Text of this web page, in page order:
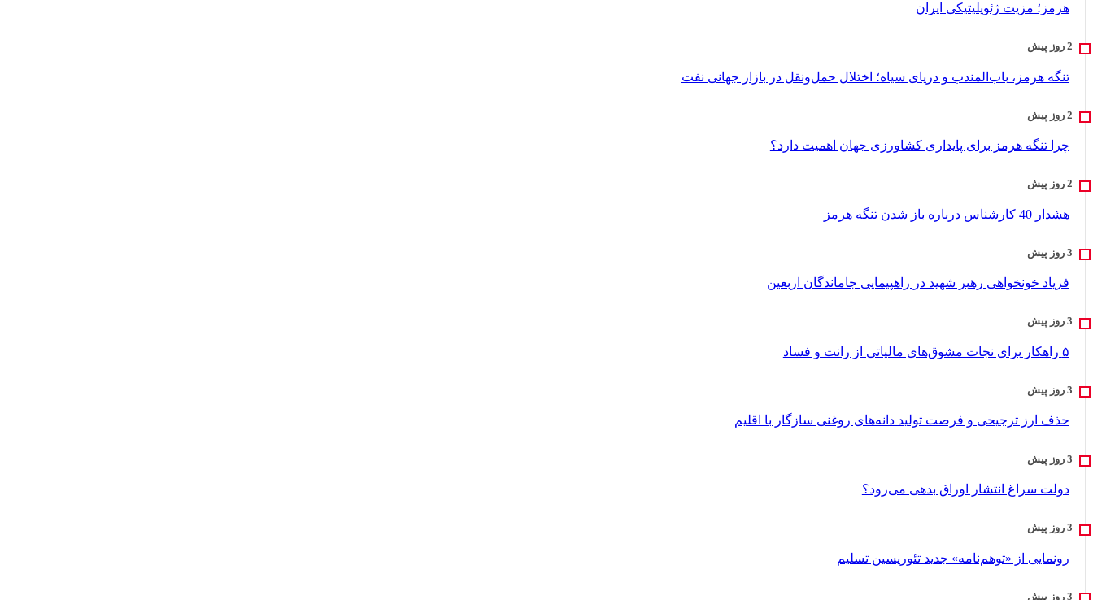
هرمز؛ مزیت ژئوپلیتیکی ایران
تنگه هرمز، باب‌المندب و دریای سیاه؛ اختلال حمل‌ونقل در بازار جهانی نفت
چرا تنگه هرمز برای پایداری کشاورزی جهان اهمیت دارد؟
هشدار 40 کارشناس درباره باز شدن تنگه هرمز
فریاد خونخواهی رهبر شهید در راهپیمایی جاماندگان اربعین
۵ راهکار برای نجات مشوق‌های مالیاتی از رانت و فساد
حذف ارز ترجیحی و فرصت تولید دانه‌های روغنی سازگار با اقلیم
دولت سراغ انتشار اوراق بدهی می‌رود؟
رونمایی از «توهم‌نامه» جدید تئور‌یسین تسلیم